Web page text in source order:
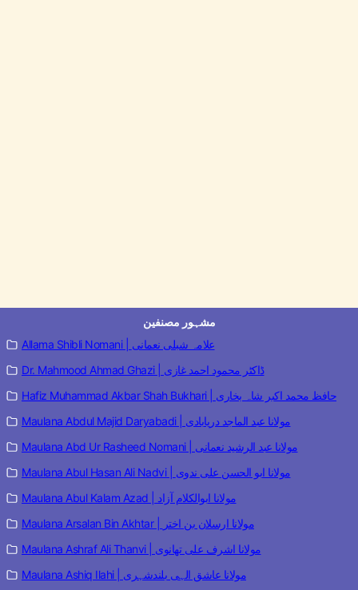
مشہور مصنفین
Allama Shibli Nomani | علامہ شبلی نعمانی
Dr. Mahmood Ahmad Ghazi | ڈاکٹر محمود احمد غازی
Hafiz Muhammad Akbar Shah Bukhari | حافظ محمد اکبر شاہ بخاری
Maulana Abdul Majid Daryabadi | مولانا عبد الماجد دریابادی
Maulana Abd Ur Rasheed Nomani | مولانا عبد الرشید نعمانی
Maulana Abul Hasan Ali Nadvi | مولانا ابو الحسن علی ندوی
Maulana Abul Kalam Azad | مولانا ابوالکلام آزاد
Maulana Arsalan Bin Akhtar | مولانا ارسلان بن اختر
Maulana Ashraf Ali Thanvi | مولانا اشرف علی تھانوی
Maulana Ashiq Ilahi | مولانا عاشق الہی بلندشہری